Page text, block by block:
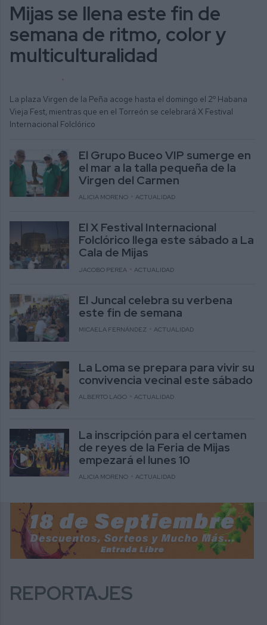
Mijas se llena este fin de
semana de ritmo, color y
multiculturalidad
La plaza Virgen de la Peña acoge hasta el domingo el 2º Habana
Vieja Fest, mientras que en el Torreón se celebrará X Festival
Internacional Folclórico
El Grupo Buceo VIP sumerge en
el mar a la talla pequeña de la
Virgen del Carmen
ALICIA MORENO ACTUALIDAD
El X Festival Internacional
Folclórico llega este sábado a La
Cala de Mijas
JACOBO PEREA ACTUALIDAD
El Juncal celebra su verbena
este fin de semana
MICAELA FERNÁNDEZ ACTUALIDAD
La Loma se prepara para vivir su
convivencia vecinal este sábado
ALBERTO LAGO ACTUALIDAD
La inscripción para el certamen
de reyes de la Feria de Mijas
empezará el lunes 10
ALICIA MORENO ACTUALIDAD
REPORTAJES